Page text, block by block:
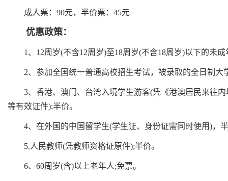
成人票：90元，半价票：45元
优惠政策：
1、12周岁(不含12周岁)至18周岁(不含18周岁)以下的未成
2、参加全国统一普通高校招生考试，被录取的全日制大
3、香港、澳门、台湾入境学生游客(凭《港澳居民来往内
等有效证件);半价。
4、在外国的中国留学生(学生证、身份证需同时使用)，
5.人民教师(凭教师资格证原件);半价。
6、60周岁(含)以上老年人;免票。